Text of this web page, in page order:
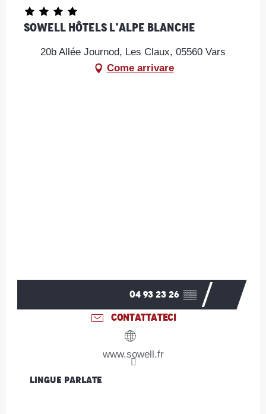
SOWELL HÔTELS L'Alpe Blanche
20b Allée Journod, Les Claux, 05560 Vars
Come arrivare
04 93 23 26 ▒▒
CONTATTATECI
www.sowell.fr
Lingue parlate
Lingue parlate